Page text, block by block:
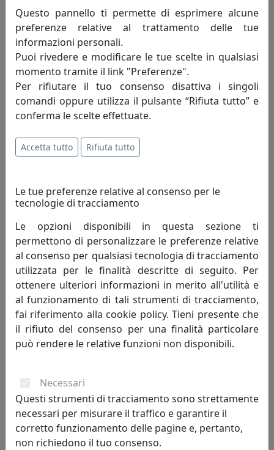
59,00 €
PORTAFOTO NOZZE D'ORO, RIQUADRO INTERNO 20X25
ARGENTATO CR209-50
97,00 €
PORTAFOTO NOZZE D'ORO, RIQUADRO INTERNO 18X24
ARGENTATO CR410-4
Bongelli Preziosi
Questo pannello ti permette di esprimere alcune
preferenze relative al trattamento delle tue
informazioni personali.
Puoi rivedere e modificare le tue scelte in qualsiasi
momento tramite il link "Preferenze".
Per rifiutare il tuo consenso disattiva i singoli
comandi oppure utilizza il pulsante “Rifiuta tutto” e
conferma le scelte effettuate.
Accetta tutto Rifiuta tutto
Le tue preferenze relative al consenso per le
tecnologie di tracciamento
Le opzioni disponibili in questa sezione ti
permettono di personalizzare le preferenze relative
al consenso per qualsiasi tecnologia di tracciamento
utilizzata per le finalità descritte di seguito. Per
ottenere ulteriori informazioni in merito all'utilità e
al funzionamento di tali strumenti di tracciamento,
fai riferimento alla cookie policy. Tieni presente che
il rifiuto del consenso per una finalità particolare
può rendere le relative funzioni non disponibili.
Necessari
Questi strumenti di tracciamento sono strettamente
necessari per misurare il traffico e garantire il
corretto funzionamento delle pagine e, pertanto,
non richiedono il tuo consenso.